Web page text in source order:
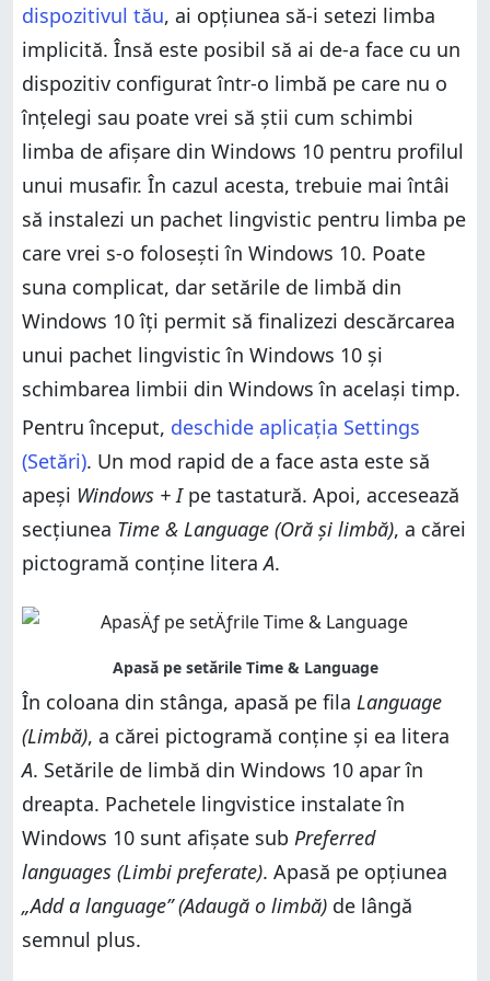
dispozitivul tău, ai opțiunea să-i setezi limba
implicită. Însă este posibil să ai de-a face cu un
dispozitiv configurat într-o limbă pe care nu o
înțelegi sau poate vrei să știi cum schimbi
limba de afișare din Windows 10 pentru profilul
unui musafir. În cazul acesta, trebuie mai întâi
să instalezi un pachet lingvistic pentru limba pe
care vrei s-o folosești în Windows 10. Poate
suna complicat, dar setările de limbă din
Windows 10 îți permit să finalizezi descărcarea
unui pachet lingvistic în Windows 10 și
schimbarea limbii din Windows în același timp.
Pentru început, deschide aplicația Settings
(Setări). Un mod rapid de a face asta este să
apeși Windows + Ipe tastatură. Apoi, accesează
secțiunea Time & Language (Oră și limbă), a cărei
pictogramă conține literaA.
În coloana din stânga, apasă pe fila Language
(Limbă), a cărei pictogramă conține și ea litera
A. Setările de limbă din Windows 10 apar în
dreapta. Pachetele lingvistice instalate în
Windows 10 sunt afișate sub Preferred
languages (Limbi preferate). Apasă pe opțiunea
„Add a language” (Adaugă o limbă) de lângă
semnul plus.